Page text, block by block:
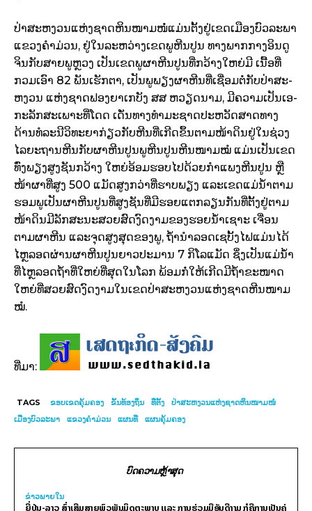
ປ່າ​ສະ­ຫງວນ​ແຫ່ງ​ຊາດ​ຫິນ​ໜາມໜໍ່​ແມ່ນ​ຕັ້ງ​ຢູ່​ເຂດ​ເມືອງ​ບົວ­ລະ­ພາ
ແຂວງຄຳ​ມ່ວນ, ຢູ່​ໃນ​ລະ­ຫວ່າງ​ເຂດ​ພູ​ຫີນ​ປູນ ທາງ​ພາກ​ກາງ​ອິນ​ດູ​
ຈິນ​ກັບ​ສາຍ­ພູ​ຫຼວງ ເປັນ​ເຂດ​ພູ­ຜາ​ຫີນ​ປູນ​ທີ່​ກວ້າງ​ໃຫຍ່​ມີ ເນື້ອ­ທີ່​
ກວມ​ເອົາ 82 ພັນ​ເຮັກ­ຕາ, ເປັນພູ​ພຽງ​ຜາ​ຫີນ​ທີ່​ເຊື່ອມ​ຕໍ່​ກັບ​ປ່າ​ສະ­
ຫງວນ ແຫ່ງ​ຊາດ​ຟອງ​ຍາ​ເກ​ບັງ ສສ ຫວຽດ­ນາມ, ມີ​ຄວາມ​ເປັນ​ເອ­
ກະ­ລັກ​ສະ­ເພາະ​ທີ່​ໂດດ ເດັ່ນ​ທາງ​ທຳ​ມະ​ຊາດ​ປະ­ຫວັດ­ສາດ​ທາງ
ດ້ານ​ທໍ­ລະ­ນີ­ວິ­ທະ­ຍາ​ກ່ຽວ​ກັບ​ຫີນ​ທີ່​ເກີດຂຶ້ນ​ຕາມ​ໜ້າ­ດິນ​ຢູ່​ໃນ​ຊ່ວງ​
ໄລ­ຍະ​ຖານຫີນ​ກັບ​ຜາ​ຫີນ​ປູນພູ​ຫີນ​ປູນ​ຫີນ​ໜາມ​ໝໍ ແມ່ນ​ເປັນ​ເຂດ​
ທົ່ງ­ພຽງ​ສູງ​ຊັນ​ກວ້າງ ໃຫຍ່​ອ້ອມ​ຮອບ​ໄປ​ດ້ວຍ​ກຳ­ແພງ​ຫີນ​ປູນ ຫຼື
ໜ້າ­ຜາ​ທີ່​ສູງ 500 ແມັດ​ສູງ​ກວ່າ​ທີ່ຮາບ​ພຽງ ແລະ​ເຂດ​ແມ່­ນ້ຳ​ຕາມ​
ຮອມ​ພູເປັນ​ຜາ​ຫີນ​ປູນ​ທີ່​ສູງ​ຊັນ​ທີ່​ມີ​ຮອຍ​ແຕກລຽນ​ກັນ​ທີ່​ຕັ້ງ​ຢູ່​ຕາມ​
ໜ້າ­ດິນ​ມີ​ລັກ​ສະນະ​ສວຍ​ສົດ​ງົດ​ງາມ​ຂອງ​ຮອຍ​ນ້ຳ​ເຊາະ ເຈື່ອນ​
ຕາມ​ຜາ​ຫີນ ແລະ​ຈຸດ​ສູງ​ສຸດ​ຂອງພູ, ຖ້ຳ​ນຳ​ລອດ​ເຊ​ບັ້ງ­ໄຟ​ແມ່ນ​ໄດ້​
ໄຫຼ​ລອດຜ່ານ​ຜາ​ຫີນ​ປູນ​ຍາວ​ປະ­ມານ 7 ກິ​ໂລແມັດ ຊຶ່ງ​ເປັນ​ແມ່­ນ້ຳ​
ທີ່​ໄຫຼ​ລອດ​ຖ້ຳ​ທີ່​ໃຫຍ່ທີ່​ສຸດ​ໃນ​ໂລກ ພ້ອມ​ກໍ່­ໃຫ້­ເກີດ​ມີ​ຖ້ຳ​ຂະໜາດ​
ໃຫຍ່​ທີ່​ສວຍ​ສົດ​ງົດ​ງາມ​ໃນ​ເຂດ​ປ່າສະ­ຫງວນ​ແຫ່ງ​ຊາດ​ຫີນ​ໜາມ​
ໝໍ.
ທີ່ມາ:
TAGS ຂອບ​ເຂດ​ຄຸ້ມ​ຄອງ ຂັ້ນ​ທ້ອງ­ຖິ່ນ ທີ່​ຕັ້ງ
ປ່າ​ສະ­ຫງວນ​ແຫ່ງ​ຊາດ​ຫິນ​ໜາມໜໍ່
​ເມືອງ​ບົວ­ລະ­ພາ
ແຂວງຄຳມ່ວນ ແຜນ­ທີ່ ແຜນ​ຄຸ້ມຄອງ
ບົດຄວາມຫຼ້າສຸດ
ຂ່າວພາຍ​ໃນ
ຍີ່ປຸ່ນ-ລາວ ສົ່ງເສີມສາຍພົວພັນມິດຕະພາບ ແລະ ການຮ່ວມມືອັນດີງາມ ກໍຄືການເປັນຄູ່